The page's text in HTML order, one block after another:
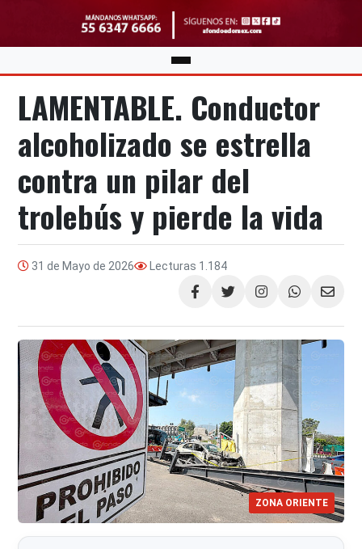
LAMENTABLE. Conductor
alcoholizado se estrella
contra un pilar del
trolebús y pierde la vida
31 de Mayo de 2026 Lecturas 1.184
Compartir
ZONA ORIENTE